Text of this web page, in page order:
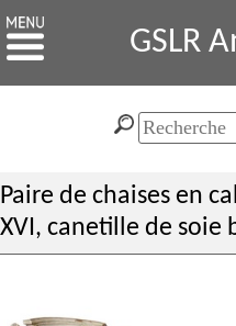
GSLR
Paire de chaises en
XVI, canetille de soie